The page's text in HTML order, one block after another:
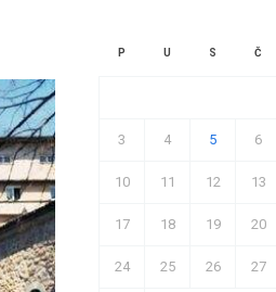
P U S Č
3 4 5 6
10 11 12 13
17 18 19 20
24 25 26 27